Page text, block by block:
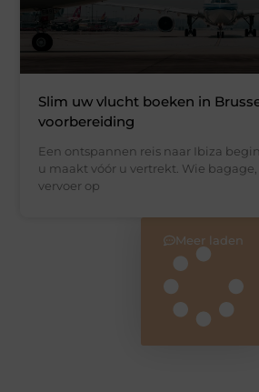
Slim uw vlucht boeken in
voorbereiding
Een ontspannen reis naar Ibiza
u maakt vóór u vertrekt. Wie
vervoer op
Meer laden